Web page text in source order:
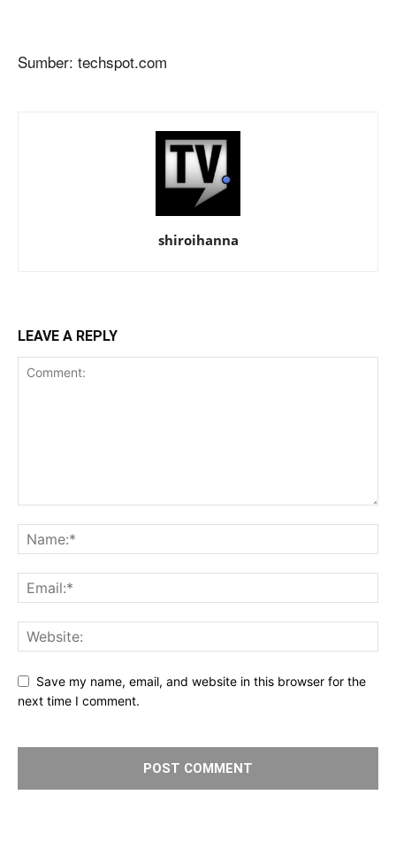
Sumber: techspot.com
shiroihanna
LEAVE A REPLY
Save my name, email, and website in this browser for the
next time I comment.